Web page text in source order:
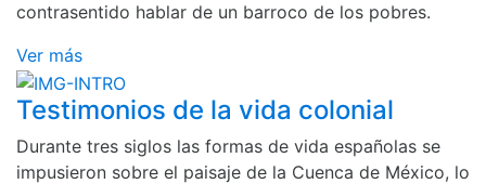
contrasentido hablar de un barroco de los pobres.
Ver más
Testimonios de la vida colonial
Durante tres siglos las formas de vida españolas se
impusieron sobre el paisaje de la Cuenca de México, lo